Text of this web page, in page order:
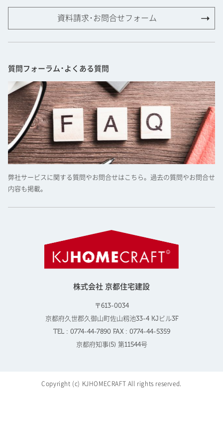
資料請求･お問合せフォーム
質問フォーラム･よくある質問
弊社サービスに関する質問やお問合せはこちら。過去の質問やお問合せ
内容も掲載。
株式会社 京都住宅建設
〒613-0034
京都府久世郡久御山町佐山籾池33-4 KJビル3F
TEL : 0774-44-7890 FAX : 0774-44-5359
京都府知事(5) 第11544号
Copyright (c) KJHOMECRAFT All rights reserved.